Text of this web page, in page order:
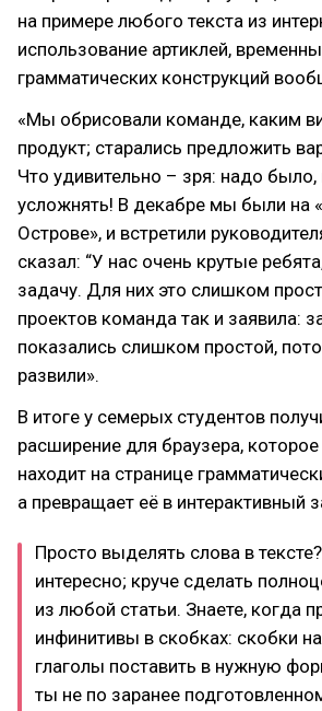
на примере любого текста из
использование артиклей,
грамматических конструкций
«Мы обрисовали команде, каким
продукт; старались предложить
Что удивительно – зря: надо было,
усложнять! В декабре мы были на
Острове», и встретили
сказал: “У нас очень крутые
задачу. Для них это слишком
проектов команда так и заявила:
показались слишком простой,
развили».
В итоге у семерых студентов
расширение для браузера,
находит на странице
а превращает её в интерактивный
Просто выделять слова в
интересно; круче сделать
из любой статьи. Знаете, когда
инфинитивы в скобках: скобки
глаголы поставить в нужную
ты не по заранее